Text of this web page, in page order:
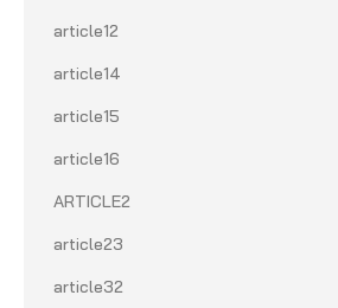
article12
article14
article15
article16
ARTICLE2
article23
article32